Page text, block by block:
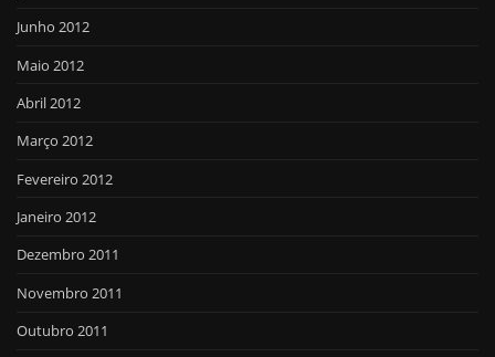
Junho 2012
Maio 2012
Abril 2012
Março 2012
Fevereiro 2012
Janeiro 2012
Dezembro 2011
Novembro 2011
Outubro 2011